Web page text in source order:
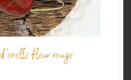
fleur rouge